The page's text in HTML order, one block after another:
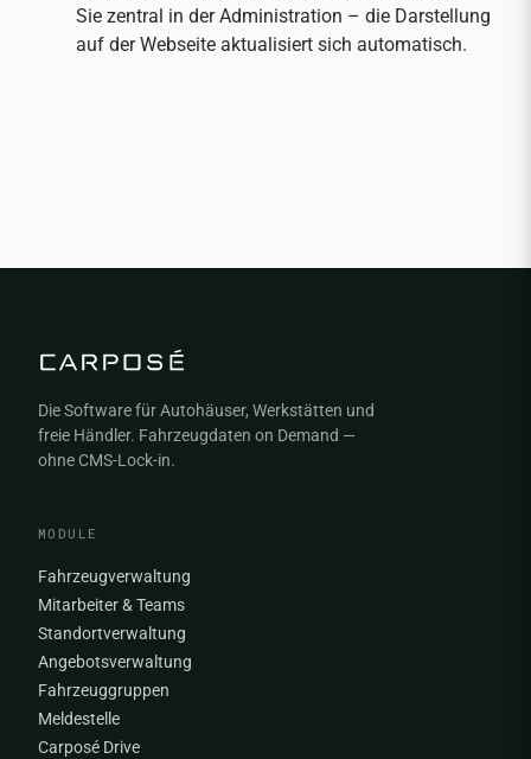
Sie zentral in der Administration – die Darstellung
auf der Webseite aktualisiert sich automatisch.
Die Software für Autohäuser, Werkstätten und
freie Händler. Fahrzeugdaten on Demand —
ohne CMS-Lock-in.
MODULE
Fahrzeugverwaltung
Mitarbeiter & Teams
Standortverwaltung
Angebotsverwaltung
Fahrzeuggruppen
Meldestelle
Carposé Drive